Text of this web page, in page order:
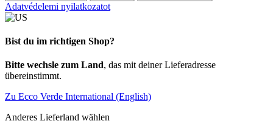
Adatvédelemi nyilatkozatot
Bist du im richtigen Shop?
Bitte wechsle zum Land, das mit deiner Lieferadresse
übereinstimmt.
Zu Ecco Verde International (English)
Anderes Lieferland wählen